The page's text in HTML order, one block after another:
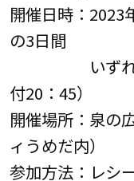
開催日時：2023
の3日間
いずれも12
付20：45）
開催場所：泉の
ィうめだ内）
参加方法：レシ